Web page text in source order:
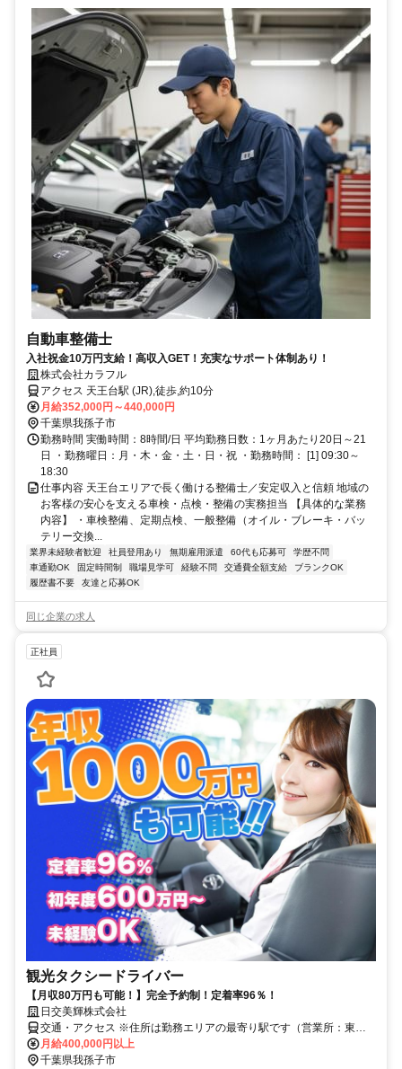
自動車整備士
入社祝金10万円支給！高収入GET！充実なサポート体制あり！
株式会社カラフル
アクセス 天王台駅 (JR),徒歩,約10分
月給352,000円～440,000円
千葉県我孫子市
勤務時間 実働時間：8時間/日 平均勤務日数：1ヶ月あたり20日～21
日 ・勤務曜日：月・木・金・土・日・祝 ・勤務時間： [1] 09:30～
18:30
仕事内容 天王台エリアで長く働ける整備士／安定収入と信頼 地域の
お客様の安心を支える車検・点検・整備の実務担当 【具体的な業務
内容】 ・車検整備、定期点検、一般整備（オイル・ブレーキ・バッ
テリー交換...
業界未経験者歓迎 社員登用あり 無期雇用派遣 60代も応募可
学歴不問
車通勤OK
固定時間制 職場見学可 経験不問 交通費全額支給
ブランクOK
履歴書不要
友達と応募OK
同じ企業の求人
正社員
観光タクシードライバー
【月収80万円も可能！】完全予約制！定着率96％！
日交美輝株式会社
交通・アクセス ※住所は勤務エリアの最寄り駅です（営業所：東京
都足立区中川5-16-10）
月給400,000円以上
千葉県我孫子市